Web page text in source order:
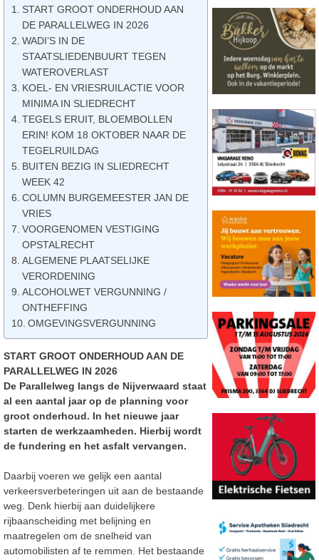
START GROOT ONDERHOUD AAN
DE PARALLELWEG IN 2026
WADI’S IN DE
STAATSLIEDENBUURT TEGEN
WATEROVERLAST
KOEL- EN VRIESRUILACTIE VOOR
MINIMA IN SLIEDRECHT
TEGELS ERUIT, BLOEMBOLLEN
ERIN! KOM 18 OKTOBER NAAR DE
TEGELRUILDAG
BUITEN BEZIG IN SLIEDRECHT
WEEK 42
COLUMN BURGEMEESTER JAN DE
VRIES
VOORGENOMEN VESTIGING
OPSTALRECHT
ALGEMENE PLAATSELIJKE
VERORDENING
ALCOHOLWET VERGUNNING /
ONTHEFFING
OMGEVINGSVERGUNNING
START GROOT ONDERHOUD AAN DE
PARALLELWEG IN 2026
De Parallelweg langs de Nijverwaard staat
al een aantal jaar op de planning voor
groot onderhoud. In het nieuwe jaar
starten de werkzaamheden. Hierbij wordt
de fundering en het asfalt vervangen.
Daarbij voeren we gelijk een aantal
verkeersverbeteringen uit aan de bestaande
weg. Denk hierbij aan duidelijkere
rijbaanscheiding met belijning en
maatregelen om de snelheid van
automobilisten af te remmen. Het bestaande